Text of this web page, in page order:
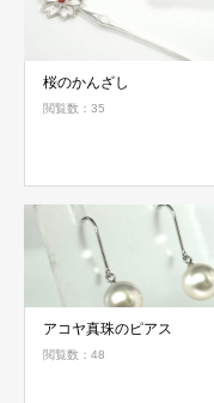
桜のかんざし
閲覧数：35
アコヤ真珠のピアス
閲覧数：48